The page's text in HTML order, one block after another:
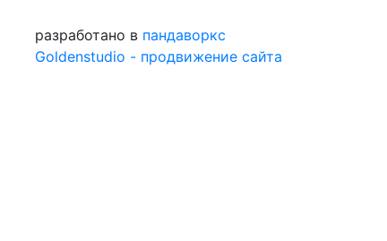
разработано в пандаворкс
Goldenstudio - продвижение сайта